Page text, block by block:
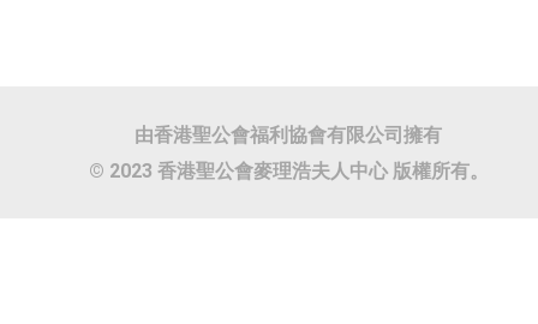
由香港聖公會福利協會有限公司擁有
© 2023 香港聖公會麥理浩夫人中心 版權所有。